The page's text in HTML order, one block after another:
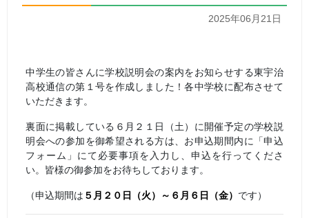
2025年06月21日
中学生の皆さんに学校説明会の案内をお知らせする東宇治
高校通信の第１号を作成しました！各中学校に配布させて
いただきます。
裏面に掲載している６月２１日（土）に開催予定の学校説
明会への参加を御希望される方は、お申込期間内に「申込
フォーム」にて必要事項を入力し、申込を行ってくださ
い。皆様の御参加をお待ちしております。
（申込期間は ５月２０日（火）～６月６日（金） です）